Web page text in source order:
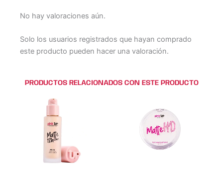
No hay valoraciones aún.
Solo los usuarios registrados que hayan comprado
este producto pueden hacer una valoración.
PRODUCTOS RELACIONADOS CON ESTE PRODUCTO
producto
tiene
múltiples
variantes.
Las
opciones
Las
opciones